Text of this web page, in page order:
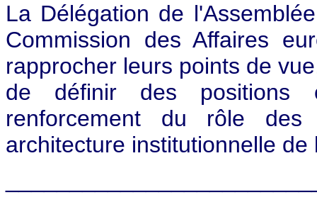
La Délégation de
Commission des Affaires
rapprocher leurs points de
de définir des positions
renforcement du rôle
architecture institutionnelle